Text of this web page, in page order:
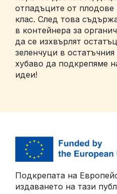
отпадъците от плодове
клас. След това
в контейнера за
да се изхвърлят
зеленчуци в
хубаво да подкрепяме
идеи!
Подкрепата на
издаването на тази